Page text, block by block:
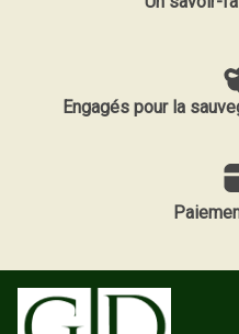
Engagés pour la